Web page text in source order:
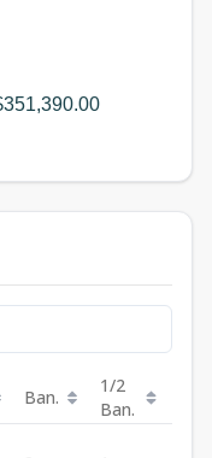
Ban.
1/2
Ban.